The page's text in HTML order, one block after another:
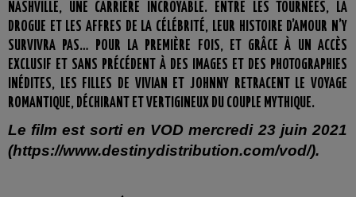
NASHVILLE, UNE CARRIÈRE INCROYABLE. ENTRE LES TOURNÉES, LA
DROGUE ET LES AFFRES DE LA CÉLÉBRITÉ, LEUR HISTOIRE D’AMOUR N’Y
SURVIVRA PAS… POUR LA PREMIÈRE FOIS, ET GRÂCE À UN ACCÈS
EXCLUSIF ET SANS PRÉCÉDENT À DES IMAGES ET DES PHOTOGRAPHIES
INÉDITES, LES FILLES DE VIVIAN ET JOHNNY RETRACENT LE VOYAGE
ROMANTIQUE, DÉCHIRANT ET VERTIGINEUX DU COUPLE MYTHIQUE.
Le film est sorti en VOD mercredi 23 juin 2021
(https://www.destinydistribution.com/vod/).